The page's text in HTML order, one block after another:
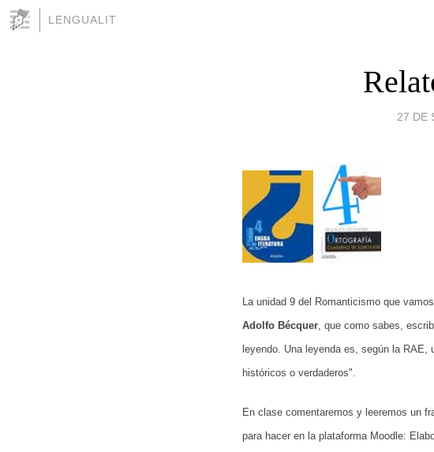
LENGUALIT
27 DE
La unidad 9 del Romanticismo que
Adolfo Bécquer , que como sabes,
leyendo. Una leyenda es, según la RAE,
históricos o verdaderos".
En clase comentaremos y leeremos un
para hacer en la plataforma Moodle: